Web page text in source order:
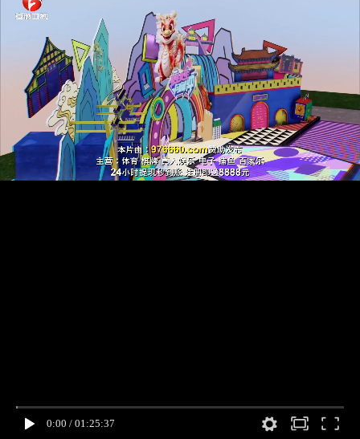
0:00 / 01:25:37